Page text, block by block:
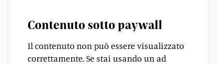
Contenuto sotto paywall
Il contenuto non può essere visualizzato
correttamente. Se stai usando un ad